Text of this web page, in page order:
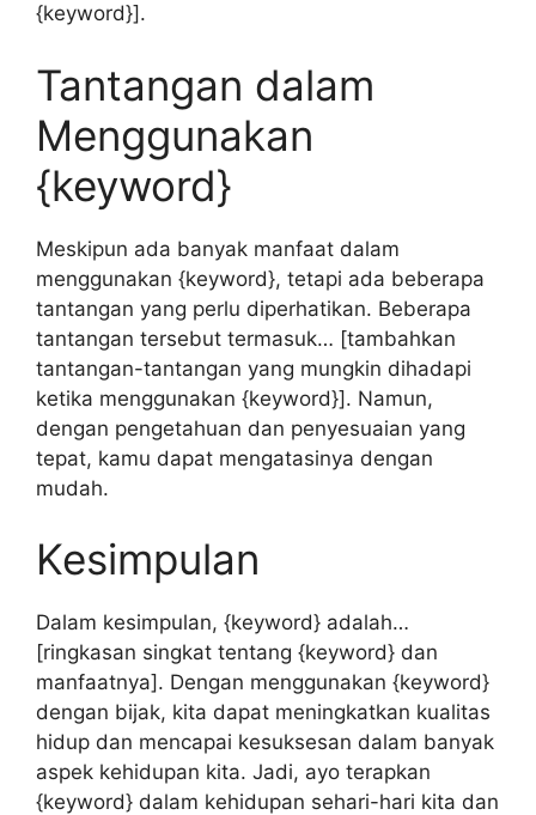
{keyword}].
Tantangan dalam
Menggunakan
{keyword}
Meskipun ada banyak manfaat dalam
menggunakan {keyword}, tetapi ada beberapa
tantangan yang perlu diperhatikan. Beberapa
tantangan tersebut termasuk… [tambahkan
tantangan-tantangan yang mungkin dihadapi
ketika menggunakan {keyword}]. Namun,
dengan pengetahuan dan penyesuaian yang
tepat, kamu dapat mengatasinya dengan
mudah.
Kesimpulan
Dalam kesimpulan, {keyword} adalah…
[ringkasan singkat tentang {keyword} dan
manfaatnya]. Dengan menggunakan {keyword}
dengan bijak, kita dapat meningkatkan kualitas
hidup dan mencapai kesuksesan dalam banyak
aspek kehidupan kita. Jadi, ayo terapkan
{keyword} dalam kehidupan sehari-hari kita dan